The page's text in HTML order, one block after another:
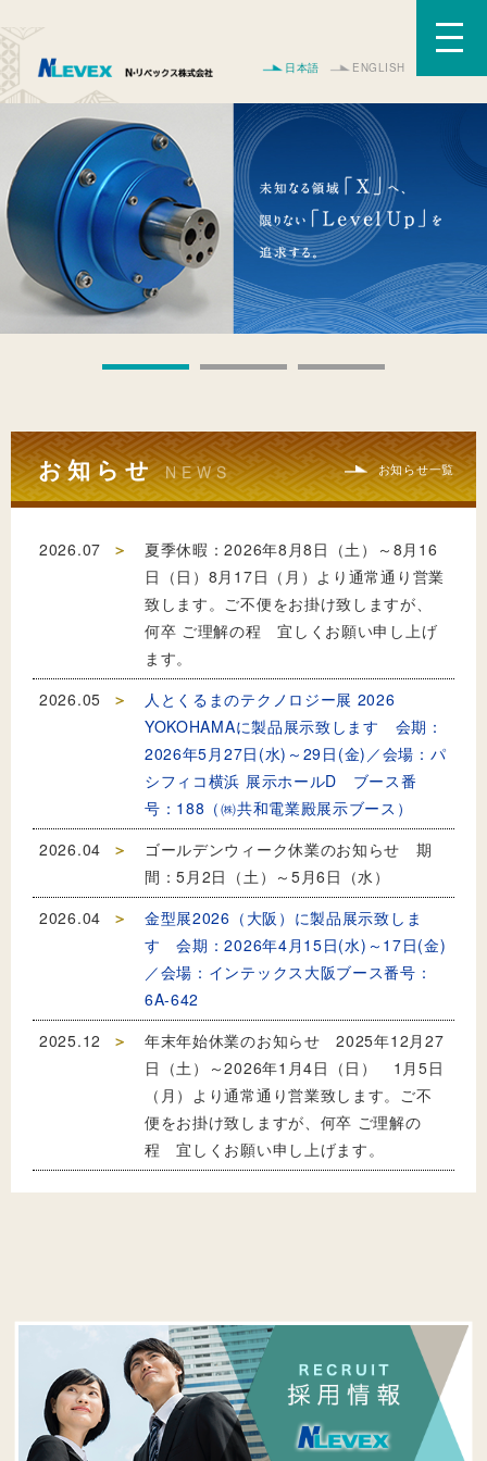
日本語 ENGLISH
お知らせ NEWS お知らせ一覧
2026.07
夏季休暇：2026年8月8日（土）～8月16
日（日）8月17日（月）より通常通り営業
致します。ご不便をお掛け致しますが、
何卒 ご理解の程 宜しくお願い申し上げ
ます。
2026.05
人とくるまのテクノロジー展 2026
YOKOHAMAに製品展示致します 会期：
2026年5月27日(水)～29日(金)／会場：パ
シフィコ横浜 展示ホールD ブース番
号：188（㈱共和電業殿展示ブース）
2026.04
ゴールデンウィーク休業のお知らせ 期
間：5月2日（土）～5月6日（水）
2026.04
金型展2026（大阪）に製品展示致しま
す 会期：2026年4月15日(水)～17日(金)
／会場：インテックス大阪ブース番号：
6A-642
2025.12
年末年始休業のお知らせ 2025年12月27
日（土）～2026年1月4日（日） 1月5日
（月）より通常通り営業致します。ご不
便をお掛け致しますが、何卒 ご理解の
程 宜しくお願い申し上げます。